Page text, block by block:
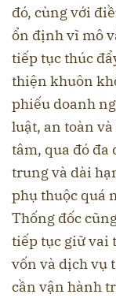
đó, cùng với
ổn định vĩ mô
tiếp tục thúc
thiện khuôn
phiếu doanh
luật, an toàn
tâm, qua đó đa
trung và dài
phụ thuộc quá
Thống đốc
tiếp tục giữ vai
vốn và dịch vụ
cần vận hành